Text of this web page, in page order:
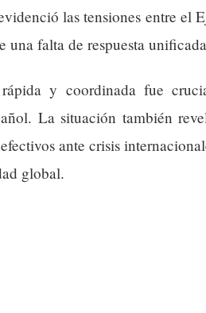
las tensiones entre el
una falta de respuesta
rápida y coordinada fue
La situación también
ante crisis
global.